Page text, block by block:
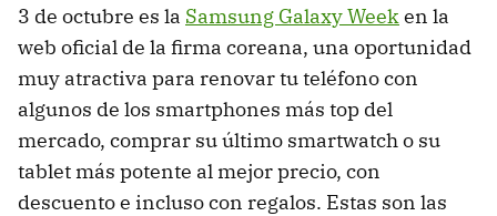
3 de octubre es la Samsung Galaxy Weeken la
web oficial de la firma coreana, una oportunidad
muy atractiva para renovar tu teléfono con
algunos de los smartphones más top del
mercado, comprar su último smartwatch o su
tablet más potente al mejor precio, con
descuento e incluso con regalos. Estas son las